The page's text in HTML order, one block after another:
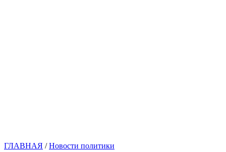
ГЛАВНАЯ /Новости политики